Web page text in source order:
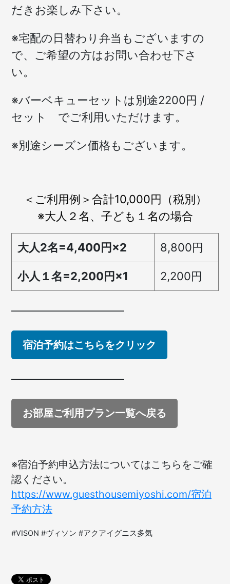
だきお楽しみ下さい。
※宅配の日替わり弁当もございますの
で、ご希望の方はお問い合わせ下さ
い。
※バーベキューセットは別途2200円 /
セット でご利用いただけます。
※別途シーズン価格もございます。
＜ご利用例＞合計10,000円（税別）
※大人２名、子ども１名の場合
大人2名=4,400円×2 8,800円
小人１名=2,200円×1 2,200円
——————————
宿泊予約はこちらをクリック
——————————
お部屋ご利用プラン一覧へ戻る
※宿泊予約申込方法についてはこちらをご確
認ください。
https://www.guesthousemiyoshi.com/宿泊
予約方法
#VISON #ヴィソン #アクアイグニス多気